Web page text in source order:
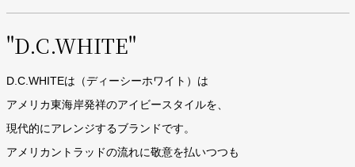
"D.C.WHITE"
D.C.WHITEは（ディーシーホワイト）は
アメリカ東海岸発祥のアイビースタイルを、
現代的にアレンジするブランドです。
アメリカントラッドの流れに敬意を払いつつも